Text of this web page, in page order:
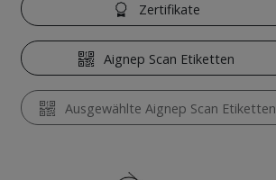
Zertifikate
Aignep Scan Etiketten
Ausgewählte Aignep Scan Etiketten